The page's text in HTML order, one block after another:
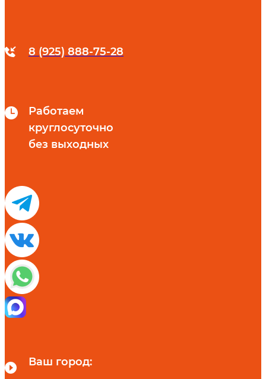
8 (925) 888-75-28
Работаем
круглосуточно
без выходных
Ваш город: